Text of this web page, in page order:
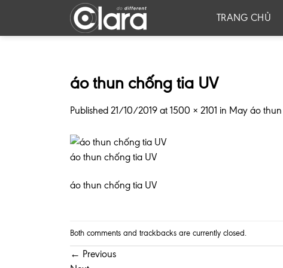
content
TRANG CHỦ
áo thun chống tia UV
Published 21/10/2019 at 1500 × 2101 in May áo
áo thun chống tia UV
áo thun chống tia UV
Both comments and trackbacks are currently closed.
← Previous